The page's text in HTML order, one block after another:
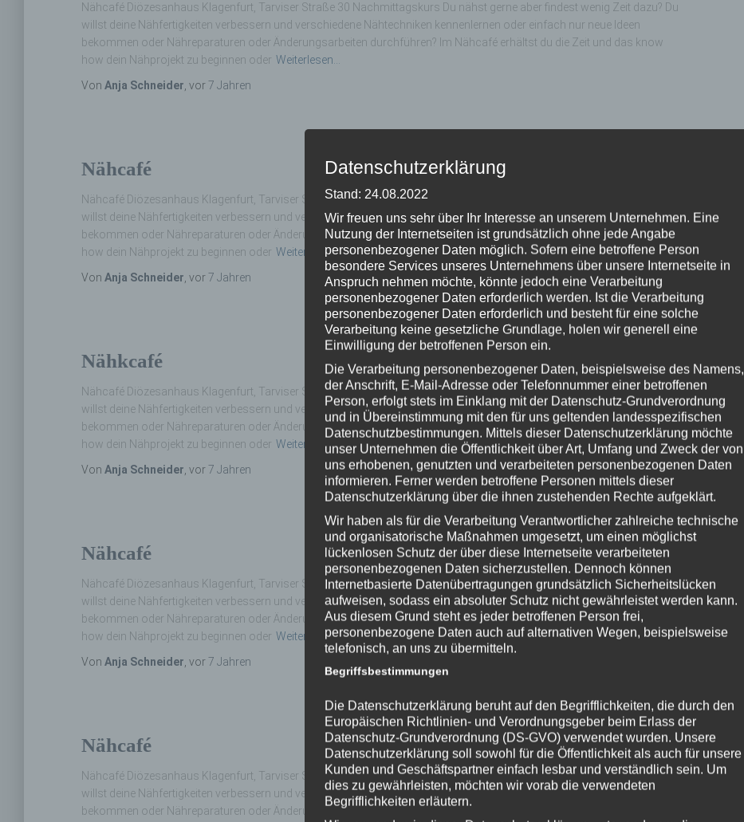
Nähcafé Diözesanhaus Klagenfurt, Tarviser Straße 30 Nachmittagskurs Du nähst gerne aber findest wenig Zeit dazu? Du
willst deine Nähfertigkeiten verbessern und verschiedene Nähtechniken kennenlernen oder einfach nur neue Ideen
bekommen oder Nähreparaturen oder Änderungsarbeiten durchführen? Im Nähcafé erhältst du die Zeit und das know
how dein Nähprojekt zu beginnen oder Weiterlesen…
Von Anja Schneider , vor7 Jahren
Nähcafé
Nähcafé Diözesanhaus Klagenfurt, Tarviser Straße 30 Nachmittagskurs Du nähst gerne aber findest wenig Zeit dazu? Du
willst deine Nähfertigkeiten verbessern und verschiedene Nähtechniken kennenlernen oder einfach nur neue Ideen
bekommen oder Nähreparaturen oder Änderungsarbeiten durchführen? Im Nähcafé erhältst du die Zeit und das know
how dein Nähprojekt zu beginnen oder Weiterlesen…
Von Anja Schneider , vor7 Jahren
Nähkcafé
Nähcafé Diözesanhaus Klagenfurt, Tarviser Straße 30 Nachmittagskurs Du nähst gerne aber findest wenig Zeit dazu? Du
willst deine Nähfertigkeiten verbessern und verschiedene Nähtechniken kennenlernen oder einfach nur neue Ideen
bekommen oder Nähreparaturen oder Änderungsarbeiten durchführen? Im Nähcafé erhältst du die Zeit und das know
how dein Nähprojekt zu beginnen oder Weiterlesen…
Von Anja Schneider , vor7 Jahren
Nähcafé
Nähcafé Diözesanhaus Klagenfurt, Tarviser Straße 30 Nachmittagskurs Du nähst gerne aber findest wenig Zeit dazu? Du
willst deine Nähfertigkeiten verbessern und verschiedene Nähtechniken kennenlernen oder einfach nur neue Ideen
bekommen oder Nähreparaturen oder Änderungsarbeiten durchführen? Im Nähcafé erhältst du die Zeit und das know
how dein Nähprojekt zu beginnen oder Weiterlesen…
Von Anja Schneider , vor7 Jahren
Nähcafé
Nähcafé Diözesanhaus Klagenfurt, Tarviser Straße 30 Vormittagskurs Du nähst gerne aber findest wenig Zeit dazu? Du
willst deine Nähfertigkeiten verbessern und verschiedene Nähtechniken kennenlernen oder einfach nur neue Ideen
bekommen oder Nähreparaturen oder Änderungsarbeiten durchführen? Im Nähcafé erhältst du die Zeit und das know
Datenschutzerklärung
Stand: 24.08.2022
Wir freuen uns sehr über Ihr Interesse an unserem Unternehmen. Eine
Nutzung der Internetseiten ist grundsätzlich ohne jede Angabe
personenbezogener Daten möglich. Sofern eine betroffene Person
besondere Services unseres Unternehmens über unsere Internetseite in
Anspruch nehmen möchte, könnte jedoch eine Verarbeitung
personenbezogener Daten erforderlich werden. Ist die Verarbeitung
personenbezogener Daten erforderlich und besteht für eine solche
Verarbeitung keine gesetzliche Grundlage, holen wir generell eine
Einwilligung der betroffenen Person ein.
Die Verarbeitung personenbezogener Daten, beispielsweise des Namens,
der Anschrift, E-Mail-Adresse oder Telefonnummer einer betroffenen
Person, erfolgt stets im Einklang mit der Datenschutz-Grundverordnung
und in Übereinstimmung mit den für uns geltenden landesspezifischen
Datenschutzbestimmungen. Mittels dieser Datenschutzerklärung möchte
unser Unternehmen die Öffentlichkeit über Art, Umfang und Zweck der von
uns erhobenen, genutzten und verarbeiteten personenbezogenen Daten
informieren. Ferner werden betroffene Personen mittels dieser
Datenschutzerklärung über die ihnen zustehenden Rechte aufgeklärt.
Wir haben als für die Verarbeitung Verantwortlicher zahlreiche technische
und organisatorische Maßnahmen umgesetzt, um einen möglichst
lückenlosen Schutz der über diese Internetseite verarbeiteten
personenbezogenen Daten sicherzustellen. Dennoch können
Internetbasierte Datenübertragungen grundsätzlich Sicherheitslücken
aufweisen, sodass ein absoluter Schutz nicht gewährleistet werden kann.
Aus diesem Grund steht es jeder betroffenen Person frei,
personenbezogene Daten auch auf alternativen Wegen, beispielsweise
telefonisch, an uns zu übermitteln.
Begriffsbestimmungen
Die Datenschutzerklärung beruht auf den Begrifflichkeiten, die durch den
Europäischen Richtlinien- und Verordnungsgeber beim Erlass der
Datenschutz-Grundverordnung (DS-GVO) verwendet wurden. Unsere
Datenschutzerklärung soll sowohl für die Öffentlichkeit als auch für unsere
Kunden und Geschäftspartner einfach lesbar und verständlich sein. Um
dies zu gewährleisten, möchten wir vorab die verwendeten
Begrifflichkeiten erläutern.